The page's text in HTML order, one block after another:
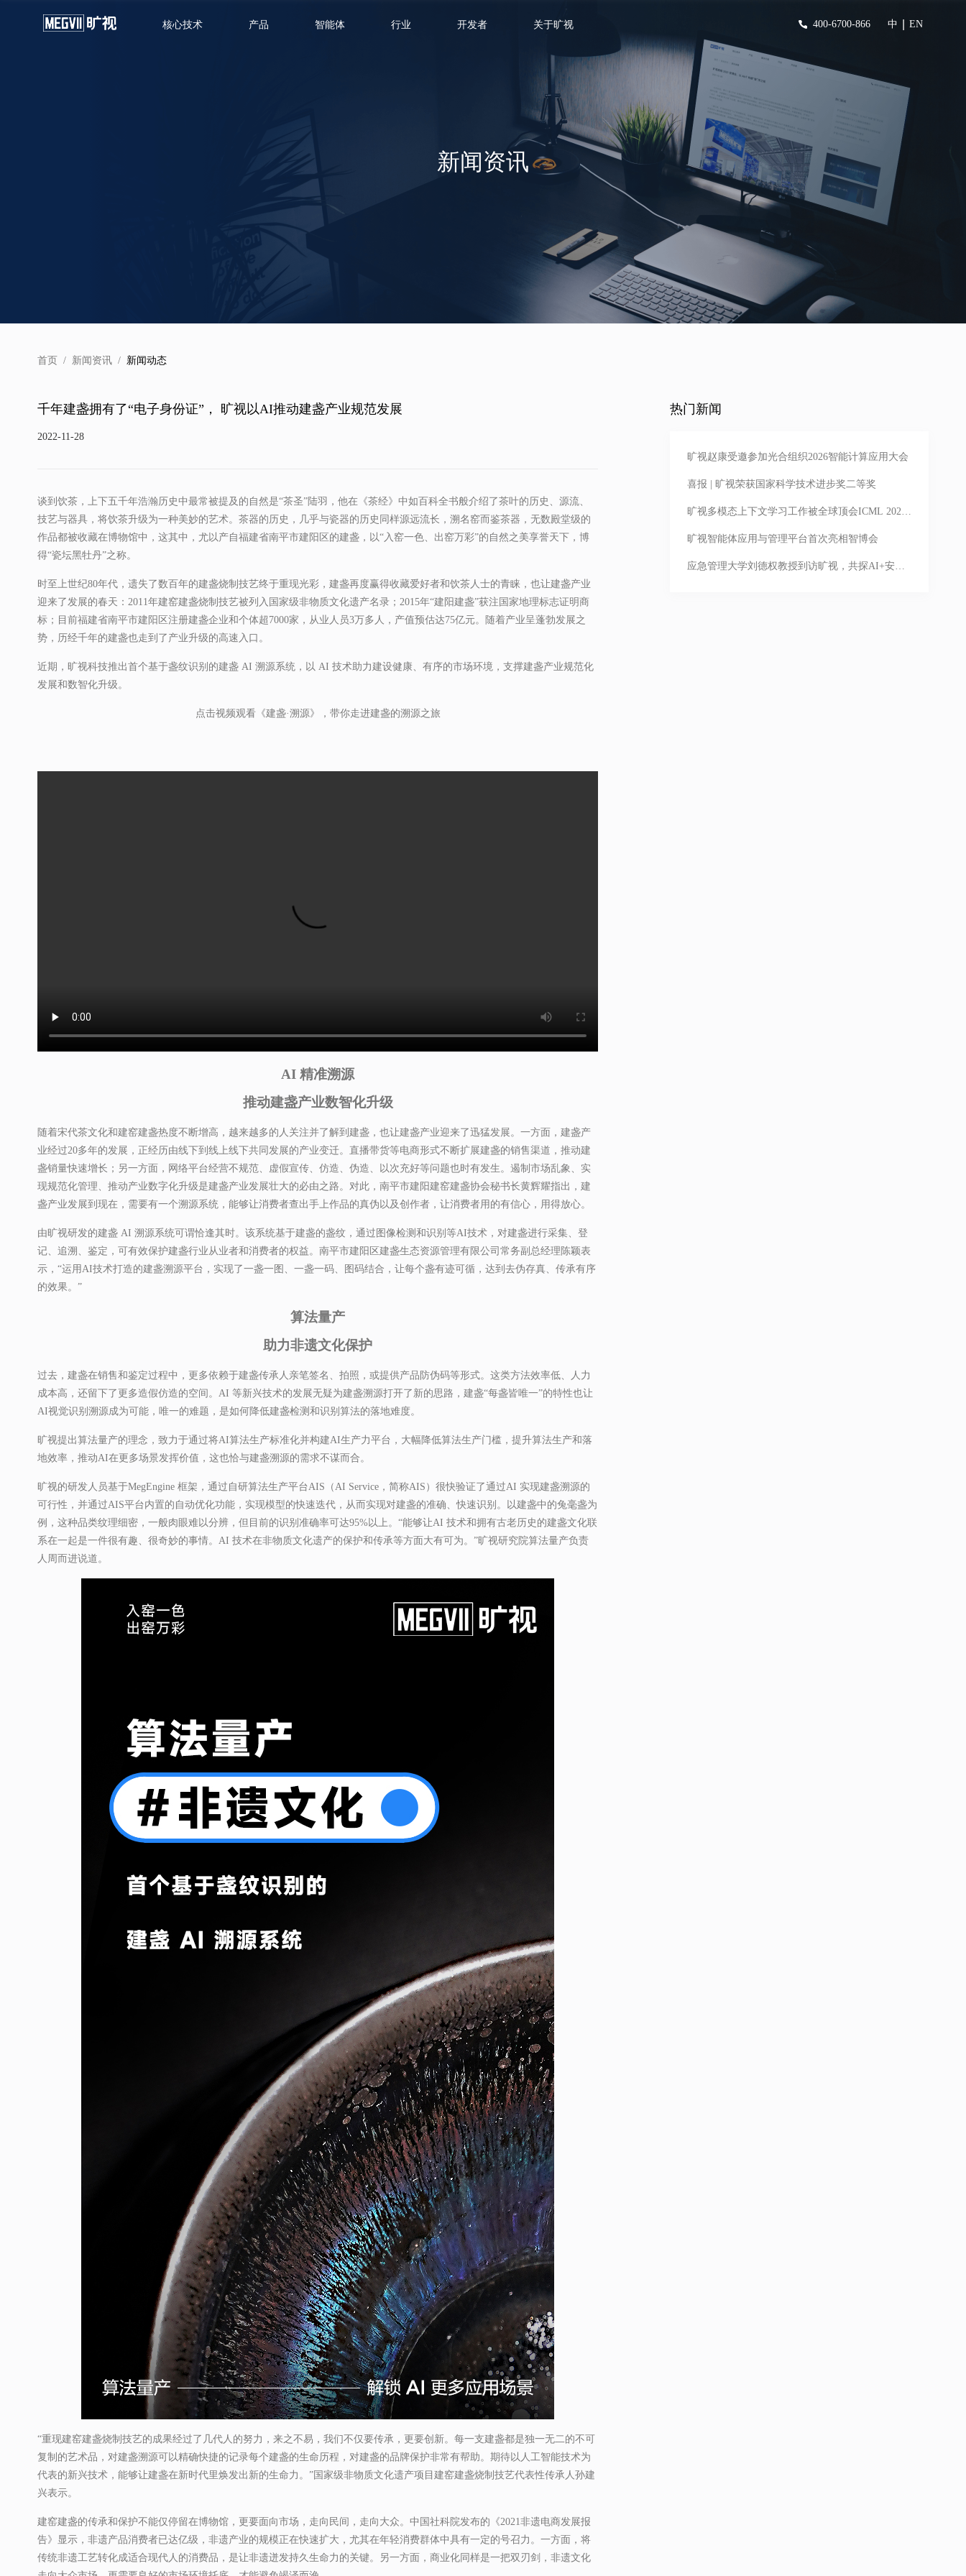
核心技术 产品 智能体 行业 开发者 关于旷视 400-6700-866 中 EN
新闻资讯
首页 / 新闻资讯 / 新闻动态
千年建盏拥有了“电子身份证”， 旷视以AI推动建盏产业规范发展
2022-11-28
谈到饮茶，上下五千年浩瀚历史中最常被提及的自然是“茶圣”陆羽，他在《茶经》中如百科全书般介绍了茶叶的历史、源流、
技艺与器具，将饮茶升级为一种美妙的艺术。茶器的历史，几乎与瓷器的历史同样源远流长，溯名窑而鉴茶器，无数殿堂级的
作品都被收藏在博物馆中，这其中，尤以产自福建省南平市建阳区的建盏，以“入窑一色、出窑万彩”的自然之美享誉天下，博
得“瓷坛黑牡丹”之称。
时至上世纪80年代，遗失了数百年的建盏烧制技艺终于重现光彩，建盏再度赢得收藏爱好者和饮茶人士的青睐，也让建盏产业
迎来了发展的春天：2011年建窑建盏烧制技艺被列入国家级非物质文化遗产名录；2015年“建阳建盏”获注国家地理标志证明商
标；目前福建省南平市建阳区注册建盏企业和个体超7000家，从业人员3万多人，产值预估达75亿元。随着产业呈蓬勃发展之
势，历经千年的建盏也走到了产业升级的高速入口。
近期，旷视科技推出首个基于盏纹识别的建盏 AI 溯源系统，以 AI 技术助力建设健康、有序的市场环境，支撑建盏产业规范化
发展和数智化升级。
点击视频观看《建盏·溯源》，带你走进建盏的溯源之旅
AI 精准溯源
推动建盏产业数智化升级
随着宋代茶文化和建窑建盏热度不断增高，越来越多的人关注并了解到建盏，也让建盏产业迎来了迅猛发展。一方面，建盏产
业经过20多年的发展，正经历由线下到线上线下共同发展的产业变迁。直播带货等电商形式不断扩展建盏的销售渠道，推动建
盏销量快速增长；另一方面，网络平台经营不规范、虚假宣传、仿造、伪造、以次充好等问题也时有发生。遏制市场乱象、实
现规范化管理、推动产业数字化升级是建盏产业发展壮大的必由之路。对此，南平市建阳建窑建盏协会秘书长黄辉耀指出，建
盏产业发展到现在，需要有一个溯源系统，能够让消费者查出手上作品的真伪以及创作者，让消费者用的有信心，用得放心。
由旷视研发的建盏 AI 溯源系统可谓恰逢其时。该系统基于建盏的盏纹，通过图像检测和识别等AI技术，对建盏进行采集、登
记、追溯、鉴定，可有效保护建盏行业从业者和消费者的权益。南平市建阳区建盏生态资源管理有限公司常务副总经理陈颖表
示，“运用AI技术打造的建盏溯源平台，实现了一盏一图、一盏一码、图码结合，让每个盏有迹可循，达到去伪存真、传承有序
的效果。”
算法量产
助力非遗文化保护
过去，建盏在销售和鉴定过程中，更多依赖于建盏传承人亲笔签名、拍照，或提供产品防伪码等形式。这类方法效率低、人力
成本高，还留下了更多造假仿造的空间。AI 等新兴技术的发展无疑为建盏溯源打开了新的思路，建盏“每盏皆唯一”的特性也让
AI视觉识别溯源成为可能，唯一的难题，是如何降低建盏检测和识别算法的落地难度。
旷视提出算法量产的理念，致力于通过将AI算法生产标准化并构建AI生产力平台，大幅降低算法生产门槛，提升算法生产和落
地效率，推动AI在更多场景发挥价值，这也恰与建盏溯源的需求不谋而合。
旷视的研发人员基于MegEngine 框架，通过自研算法生产平台AIS（AI Service，简称AIS）很快验证了通过AI 实现建盏溯源的
可行性，并通过AIS平台内置的自动优化功能，实现模型的快速迭代，从而实现对建盏的准确、快速识别。以建盏中的兔毫盏为
例，这种品类纹理细密，一般肉眼难以分辨，但目前的识别准确率可达95%以上。“能够让AI 技术和拥有古老历史的建盏文化联
系在一起是一件很有趣、很奇妙的事情。AI 技术在非物质文化遗产的保护和传承等方面大有可为。”旷视研究院算法量产负责
人周而进说道。
“重现建窑建盏烧制技艺的成果经过了几代人的努力，来之不易，我们不仅要传承，更要创新。每一支建盏都是独一无二的不可
复制的艺术品，对建盏溯源可以精确快捷的记录每个建盏的生命历程，对建盏的品牌保护非常有帮助。期待以人工智能技术为
代表的新兴技术，能够让建盏在新时代里焕发出新的生命力。”国家级非物质文化遗产项目建窑建盏烧制技艺代表性传承人孙建
兴表示。
建窑建盏的传承和保护不能仅停留在博物馆，更要面向市场，走向民间，走向大众。中国社科院发布的《2021非遗电商发展报
告》显示，非遗产品消费者已达亿级，非遗产业的规模正在快速扩大，尤其在年轻消费群体中具有一定的号召力。一方面，将
传统非遗工艺转化成适合现代人的消费品，是让非遗迸发持久生命力的关键。另一方面，商业化同样是一把双刃剑，非遗文化
热门新闻
旷视赵康受邀参加光合组织2026智能计算应用大会
喜报 | 旷视荣获国家科学技术进步奖二等奖
旷视多模态上下文学习工作被全球顶会ICML 2026
旷视智能体应用与管理平台首次亮相智博会
应急管理大学刘德权教授到访旷视，共探AI+安全